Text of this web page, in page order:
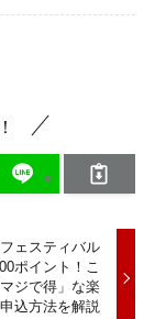
ェスティバル
ポイント！こ
ジで得」な楽
込方法を解説